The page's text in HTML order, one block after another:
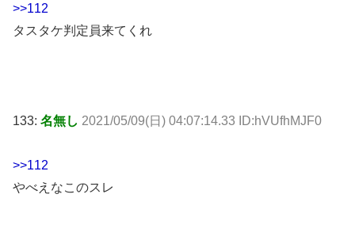
>>112
タスタケ判定員来てくれ
133: 名無し 2021/05/09(日) 04:07:14.33 ID:hVUfhMJF0
>>112
やべえなこのスレ